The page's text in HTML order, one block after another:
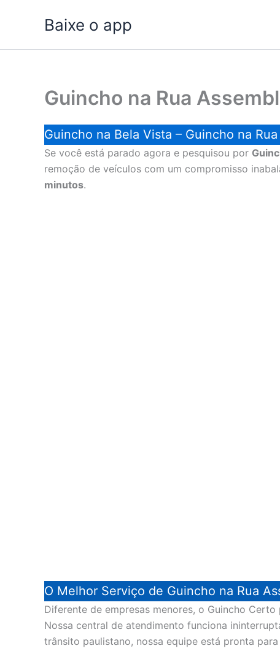
Baixe o app
Guincho na Rua
Guincho na Bela Vista – Guincho na
Se você está parado agora e pesquisou por
remoção de veículos com um compromisso
minutos.
O Melhor Serviço de Guincho na Rua
Diferente de empresas menores, o Guincho
Nossa central de atendimento funciona
trânsito paulistano, nossa equipe está pronta